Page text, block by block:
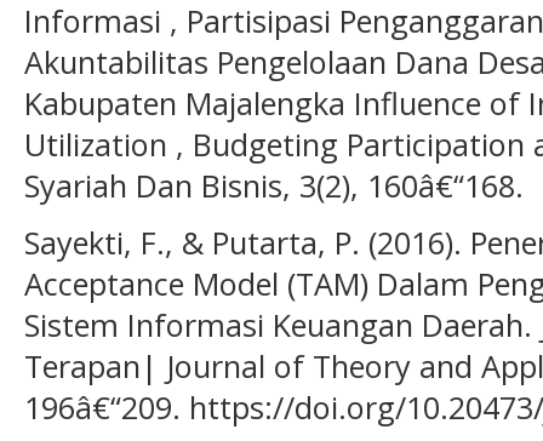
Informasi , Partisipasi
Akuntabilitas Pengelolaan Dana
Kabupaten Majalengka Influence
Utilization , Budgeting Participation
Syariah Dan Bisnis, 3(2), 160â€“168.
Sayekti, F., & Putarta, P. (2016).
Acceptance Model (TAM) Dalam
Sistem Informasi Keuangan
Terapan| Journal of Theory and
196â€“209. https://doi.org/